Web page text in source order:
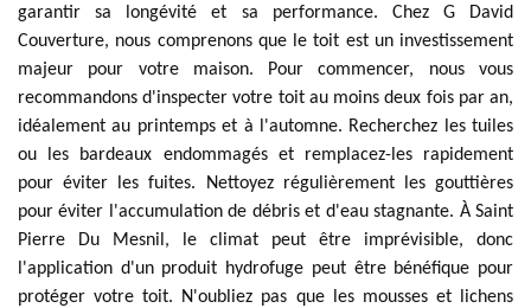
garantir sa longévité et sa performance. Chez G David
Couverture, nous comprenons que le toit est un investissement
majeur pour votre maison. Pour commencer, nous vous
recommandons d'inspecter votre toit au moins deux fois par an,
idéalement au printemps et à l'automne. Recherchez les tuiles
ou les bardeaux endommagés et remplacez-les rapidement
pour éviter les fuites. Nettoyez régulièrement les gouttières
pour éviter l'accumulation de débris et d'eau stagnante. À Saint
Pierre Du Mesnil, le climat peut être imprévisible, donc
l'application d'un produit hydrofuge peut être bénéfique pour
protéger votre toit. N'oubliez pas que les mousses et lichens